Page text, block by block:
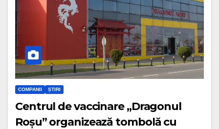
COMPANII ȘTIRI
Centrul de vaccinare „Dragonul
Roșu” organizează tombolă cu